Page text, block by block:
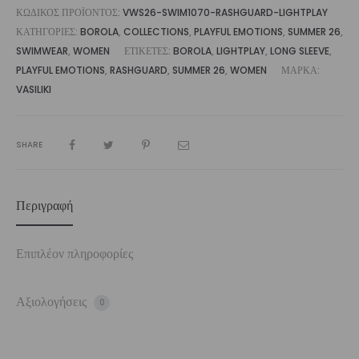
ΚΩΔΙΚΌΣ ΠΡΟΪΌΝΤΟΣ: VWS26-SWIM1070-RASHGUARD-LIGHTPLAY
ΚΑΤΗΓΟΡΊΕΣ: BOROLA, COLLECTIONS, PLAYFUL EMOTIONS, SUMMER 26,
SWIMWEAR, WOMEN ΕΤΙΚΈΤΕΣ: BOROLA, LIGHTPLAY, LONG SLEEVE,
PLAYFUL EMOTIONS, RASHGUARD, SUMMER 26, WOMEN
ΜΆΡΚΑ:
VASILIKI
SHARE
Περιγραφή
Επιπλέον πληροφορίες
Αξιολογήσεις 0